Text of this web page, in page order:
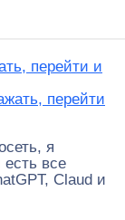
перейти и
перейти
я
есть все
Claud и